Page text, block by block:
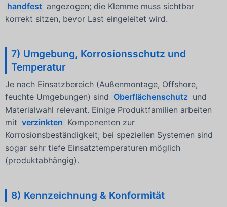
handfest angezogen; die Klemme muss sichtbar
korrekt sitzen, bevor Last eingeleitet wird.
7) Umgebung, Korrosionsschutz und
Temperatur
Je nach Einsatzbereich (Außenmontage, Offshore,
feuchte Umgebungen) sind Oberflächenschutz und
Materialwahl relevant. Einige Produktfamilien arbeiten
mit verzinkten Komponenten zur
Korrosionsbeständigkeit; bei speziellen Systemen sind
sogar sehr tiefe Einsatztemperaturen möglich
(produktabhängig).
8) Kennzeichnung & Konformität